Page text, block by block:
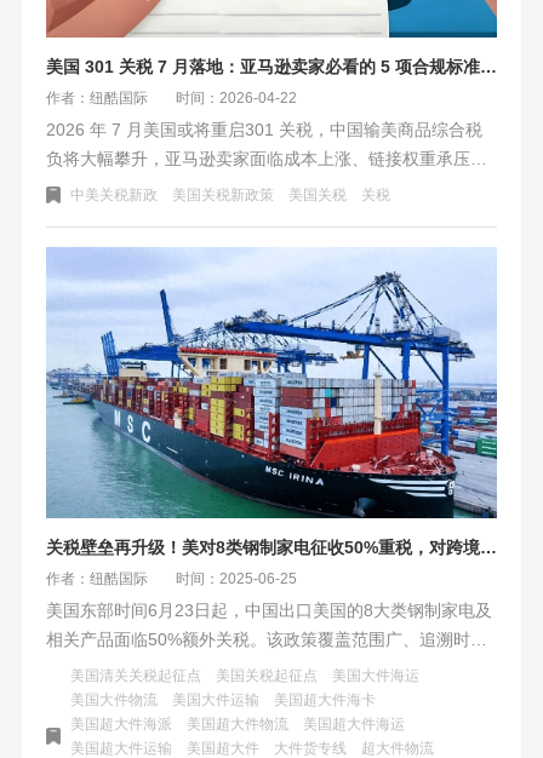
美国 301 关税 7 月落地：亚马逊卖家必看的 5 项合规标准与稳交付方案
作者：纽酷国际 时间：2026-04-22
2026 年 7 月美国或将重启301 关税，中国输美商品综合税
负将大幅攀升，亚马逊卖家面临成本上涨、链接权重承压等
风险。本文明确跨境物流5 项合规标准：时效稳定、清关安
借自营仓网、稳定时效、专业清关与全链路服务，助力卖家
提前备货、平滑成本、稳交付，从容应对政策变局。
中美关税新政 美国关税新政策 美国关税 关税
关税壁垒再升级！美对8类钢制家电征收50%重税，对跨境电商的影响
作者：纽酷国际 时间：2025-06-25
美国东部时间6月23日起，中国出口美国的8大类钢制家电及
相关产品面临50%额外关税。该政策覆盖范围广、追溯时点
严，但有豁免条款。中国卖家直面成本风暴，需优化供应链
与物流策略。纽酷国际物流提供专业超大件海运方案，助力
卖家大件出海。
美国清关关税起征点 美国关税起征点
美国大件海运
美国大件物流
美国大件运输
美国超大件海卡
美国超大件海派
美国超大件物流
美国超大件海运
美国超大件运输
美国超大件 大件货专线
超大件物流